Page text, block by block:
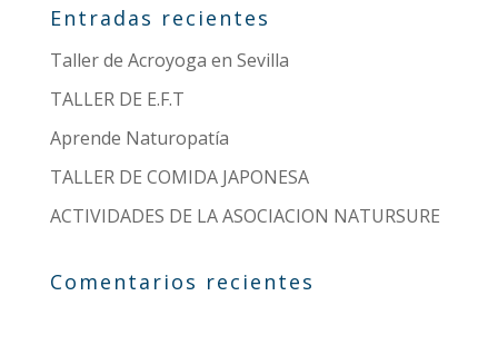
Entradas recientes
Taller de Acroyoga en Sevilla
TALLER DE E.F.T
Aprende Naturopatía
TALLER DE COMIDA JAPONESA
ACTIVIDADES DE LA ASOCIACION NATURSURE
Comentarios recientes